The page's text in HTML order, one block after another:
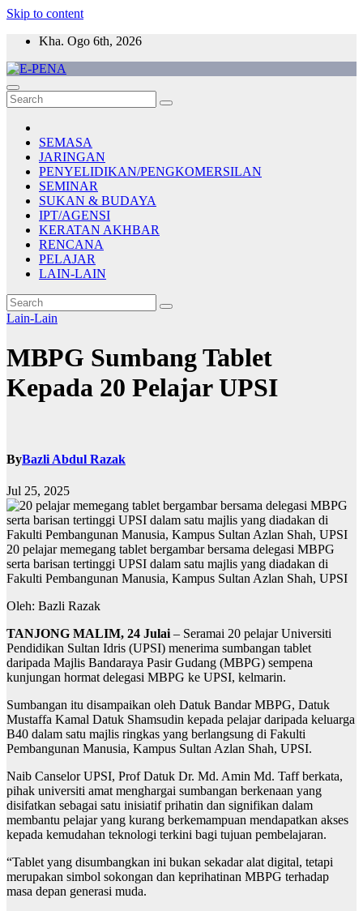
Skip to content
Kha. Ogo 6th, 2026
E-PENA
Berita Digital Terkini
SEMASA
JARINGAN
PENYELIDIKAN/PENGKOMERSILAN
SEMINAR
SUKAN & BUDAYA
IPT/AGENSI
KERATAN AKHBAR
RENCANA
PELAJAR
LAIN-LAIN
Lain-Lain
MBPG Sumbang Tablet
Kepada 20 Pelajar UPSI
ByBazli Abdul Razak
Jul 25, 2025
20 pelajar memegang tablet bergambar bersama delegasi MBPG
serta barisan tertinggi UPSI dalam satu majlis yang diadakan di
Fakulti Pembangunan Manusia, Kampus Sultan Azlan Shah, UPSI
Oleh: Bazli Razak
TANJONG MALIM, 24 Julai– Seramai 20 pelajar Universiti
Pendidikan Sultan Idris (UPSI) menerima sumbangan tablet
daripada Majlis Bandaraya Pasir Gudang (MBPG) sempena
kunjungan hormat delegasi MBPG ke UPSI, kelmarin.
Sumbangan itu disampaikan oleh Datuk Bandar MBPG, Datuk
Mustaffa Kamal Datuk Shamsudin kepada pelajar daripada keluarga
B40 dalam satu majlis ringkas yang berlangsung di Fakulti
Pembangunan Manusia, Kampus Sultan Azlan Shah, UPSI.
Naib Canselor UPSI, Prof Datuk Dr. Md. Amin Md. Taff berkata,
pihak universiti amat menghargai sumbangan berkenaan yang
disifatkan sebagai satu inisiatif prihatin dan signifikan dalam
membantu pelajar yang kurang berkemampuan mendapatkan akses
kepada kemudahan teknologi terkini bagi tujuan pembelajaran.
“Tablet yang disumbangkan ini bukan sekadar alat digital, tetapi
merupakan simbol sokongan dan keprihatinan MBPG terhadap
masa depan generasi muda.